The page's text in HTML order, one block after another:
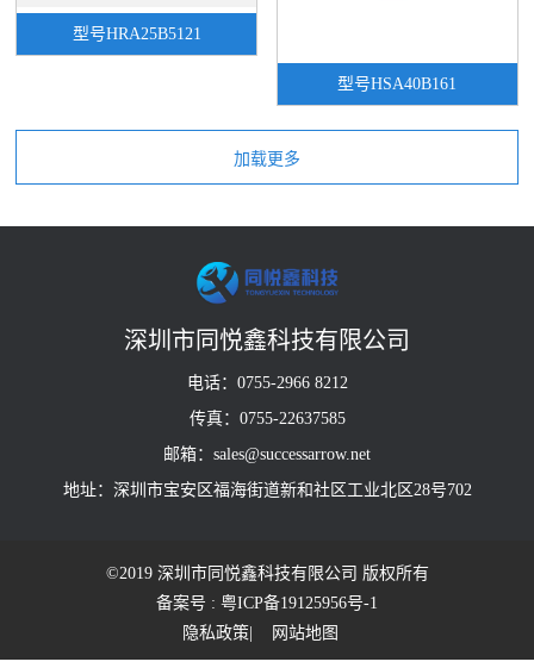
型号HRA25B5121
型号HSA40B161
深圳市同悦鑫科技有限公司
电话：0755-2966 8212
传真：0755-22637585
邮箱：sales@successarrow.net
地址：深圳市宝安区福海街道新和社区工业北区28号702
©2019 深圳市同悦鑫科技有限公司 版权所有
备案号 : 粤ICP备19125956号-1
| 网站地图
隐私政策